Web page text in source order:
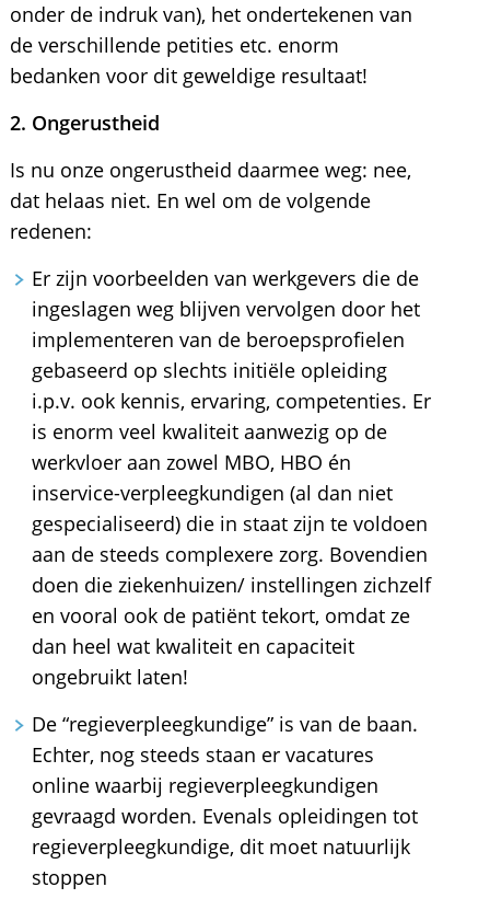
onder de indruk van), het ondertekenen van
de verschillende petities etc. enorm
bedanken voor dit geweldige resultaat!
2. Ongerustheid
Is nu onze ongerustheid daarmee weg: nee,
dat helaas niet. En wel om de volgende
redenen:
Er zijn voorbeelden van werkgevers die de
ingeslagen weg blijven vervolgen door het
implementeren van de beroepsprofielen
gebaseerd op slechts initiële opleiding
i.p.v. ook kennis, ervaring, competenties. Er
is enorm veel kwaliteit aanwezig op de
werkvloer aan zowel MBO, HBO én
inservice-verpleegkundigen (al dan niet
gespecialiseerd) die in staat zijn te voldoen
aan de steeds complexere zorg. Bovendien
doen die ziekenhuizen/ instellingen zichzelf
en vooral ook de patiënt tekort, omdat ze
dan heel wat kwaliteit en capaciteit
ongebruikt laten!
De “regieverpleegkundige” is van de baan.
Echter, nog steeds staan er vacatures
online waarbij regieverpleegkundigen
gevraagd worden. Evenals opleidingen tot
regieverpleegkundige, dit moet natuurlijk
stoppen